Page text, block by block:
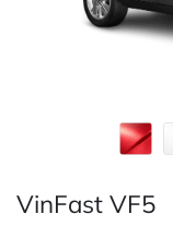
VinFast VF5